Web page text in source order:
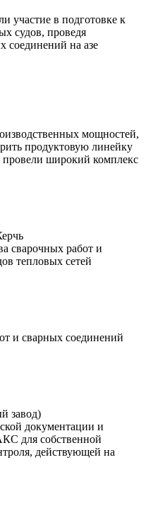
в подготовке к
судов, проведя
соединений на азе
мощностей,
продуктовую линейку
широкий комплекс
сварочных работ и
тепловых сетей
и сварных соединений
завод)
документации и
для собственной
действующей на